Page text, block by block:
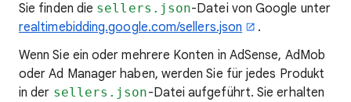
Sie finden die sellers.json-Datei von Google unter
realtimebidding.google.com/sellers.json
.
Wenn Sie ein oder mehrere Konten in AdSense, AdMob
oder Ad Manager haben, werden Sie für jedes Produkt
in der sellers.json-Datei aufgeführt. Sie erhalten